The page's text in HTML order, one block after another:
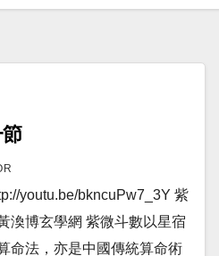
youtu.be/bkncuPw7_3Y 紫
博玄學網 紫微斗數以星宿
命法，亦是中國傳統算命術